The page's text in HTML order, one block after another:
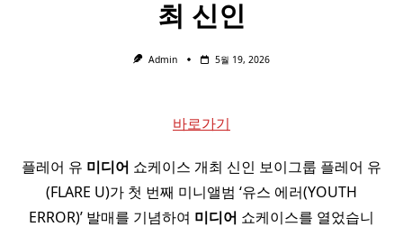
최 신인
Admin 5월 19, 2026
바로가기
플레어 유 미디어 쇼케이스 개최 신인 보이그룹 플레어 유
(FLARE U)가 첫 번째 미니앨범 ‘유스 에러(YOUTH
ERROR)’ 발매를 기념하여 미디어 쇼케이스를 열었습니